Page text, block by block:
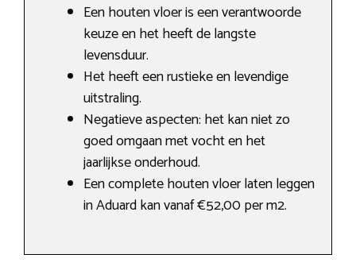
Een houten vloer is een verantwoorde
keuze en het heeft de langste
levensduur.
Het heeft een rustieke en levendige
uitstraling.
Negatieve aspecten: het kan niet zo
goed omgaan met vocht en het
jaarlijkse onderhoud.
Een complete houten vloer laten leggen
in Aduard kan vanaf €52,00 per m2.